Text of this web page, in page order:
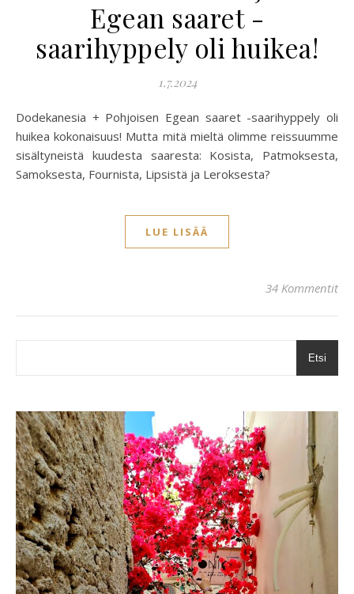
Egean saaret -
saarihyppely oli huikea!
1.7.2024
Dodekanesia + Pohjoisen Egean saaret -saarihyppely oli
huikea kokonaisuus! Mutta mitä mieltä olimme reissuumme
sisältyneistä kuudesta saaresta: Kosista, Patmoksesta,
Samoksesta, Fournista, Lipsistä ja Leroksesta?
LUE LISÄÄ
34 Kommentit
Etsi